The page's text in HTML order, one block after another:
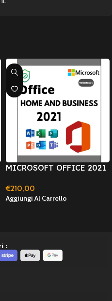
MICROSOFT OFFICE 2021
(WINDOWS) – Licenza A
Vita
€210,00
Aggiungi Al Carrello
: